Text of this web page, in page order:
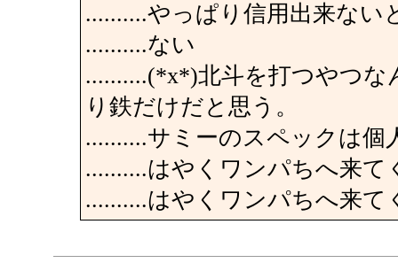
..........やっぱり信用出来ない
..........ない
..........(*x*)北斗を打つやつな
り鉄だけだと思う。
..........サミーのスペックは個
..........はやくワンパちへ来て
..........はやくワンパちへ来て